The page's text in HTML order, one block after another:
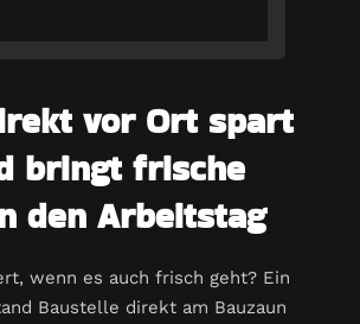
vor Ort spart
bringt frische
den Arbeitstag
wenn es auch frisch geht? Ein
Baustelle direkt am Bauzaun